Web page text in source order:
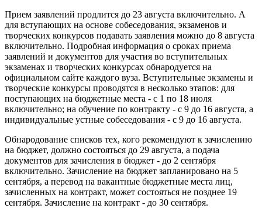
Прием заявлений продлится до 23 августа включительно. А
для вступающих на основе собеседования, экзаменов и
творческих конкурсов подавать заявления можно до 8 августа
включительно. Подробная информация о сроках приема
заявлений и документов для участия во вступительных
экзаменах и творческих конкурсах обнародуется на
официальном сайте каждого вуза. Вступительные экзамены и
творческие конкурсы проводятся в несколько этапов: для
поступающих на бюджетные места - с 1 по 18 июля
включительно; на обучение по контракту - с 9 до 16 августа, а
индивидуальные устные собеседования - с 9 до 16 августа.
Обнародование списков тех, кого рекомендуют к зачислению
на бюджет, должно состояться до 29 августа, а подача
документов для зачисления в бюджет - до 2 сентября
включительно. Зачисление на бюджет запланировано на 5
сентября, а перевод на вакантные бюджетные места лиц,
зачисленных на контракт, может состояться не позднее 19
сентября. Зачисление на контракт - до 30 сентября.